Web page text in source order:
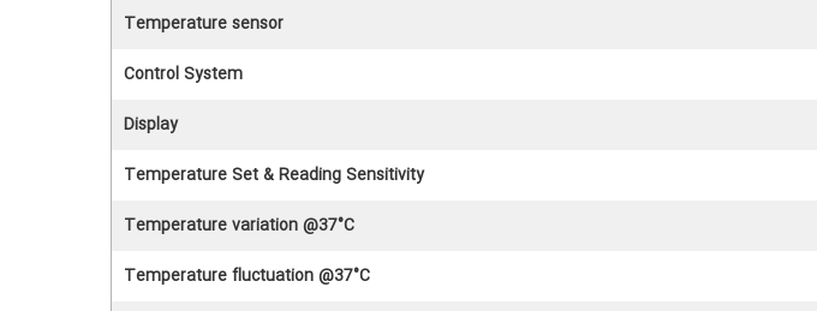
Temperature sensor
Control System
Display
Temperature Set & Reading Sensitivity
Temperature variation @37°C
Temperature fluctuation @37°C